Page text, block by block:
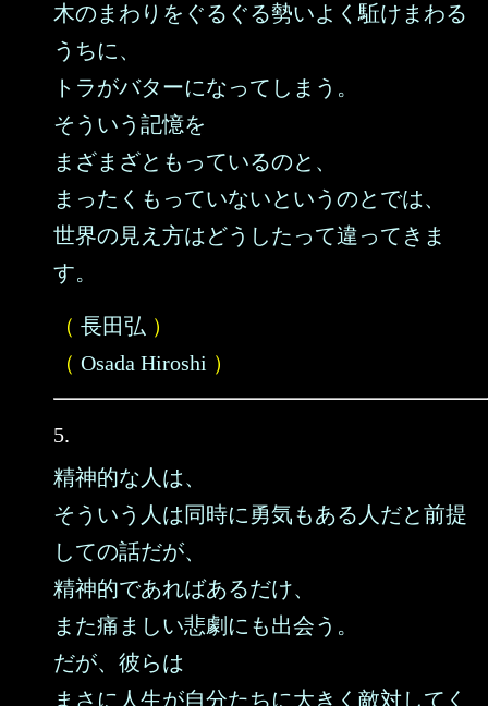
木のまわりをぐるぐる勢いよく駈けまわる
うちに、
トラがバターになってしまう。
そういう記憶を
まざまざともっているのと、
まったくもっていないというのとでは、
世界の見え方はどうしたって違ってきま
す。
（ 長田弘 ）
（ Osada Hiroshi ）
5.
精神的な人は、
そういう人は同時に勇気もある人だと前提
しての話だが、
精神的であればあるだけ、
また痛ましい悲劇にも出会う。
だが、彼らは
まさに人生が自分たちに大きく敵対してく